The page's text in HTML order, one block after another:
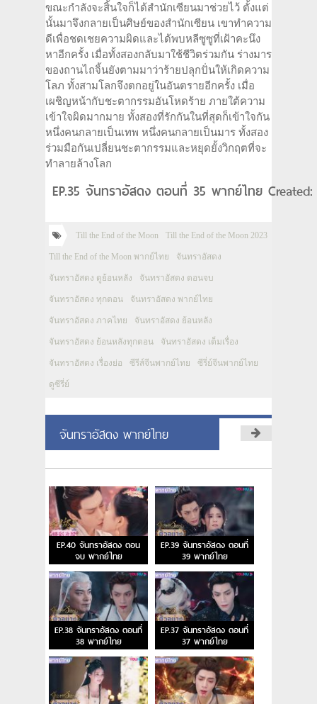
ขณะกำลังจะสิ้นใจก็ได้สำนักเซียนมาช่วยไว้ ตั้งแต่
นั้นมาจึงกลายเป็นศิษย์ของสำนักเซียน เขาทำความ
ดีเพื่อชดเชยความผิดและได้พบหลีซูซูที่เฝ้าคะนึง
หาอีกครั้ง เมื่อทั้งสองกลับมาใช้ชีวิตร่วมกัน ร่างมาร
ของถานไถจิ้นยังตามมาว่าร้ายปลุกปั่นให้เกิดความ
โลภ ทั้งสามโลกจึงตกอยู่ในอันตรายอีกครั้ง เมื่อ
เผชิญหน้ากับชะตากรรมอันโหดร้าย ภายใต้ความ
เข้าใจผิดมากมาย ทั้งสองที่รักกันในที่สุดก็เข้าใจกัน
หนึ่งคนกลายเป็นเทพ หนึ่งคนกลายเป็นมาร ทั้งสอง
ร่วมมือกันเปลี่ยนชะตากรรมและหยุดยั้งวิกฤตที่จะ
ทำลายล้างโลก
EP.35 จันทราอัสดง ตอนที่ 35 พากย์ไทย
Till the End of the Moon Till the End of the Moon 2023
Till the End of the Moon พากย์ไทย จันทราอัสดง
จันทราอัสดง ดูย้อนหลัง จันทราอัสดง ตอนจบ
จันทราอัสดง ทุกตอน จันทราอัสดง พากย์ไทย
จันทราอัสดง ภาคไทย จันทราอัสดง ย้อนหลัง
จันทราอัสดง ย้อนหลังทุกตอน จันทราอัสดง เต็มเรื่อง
จันทราอัสดง เรื่องย่อ ซีรีส์จีนพากย์ไทย ซีรี่ย์จีนพากย์ไทย
ดูซีรี่ย์
จันทราอัสดง พากย์ไทย
EP.40 จันทราอัสดง ตอน
จบ พากย์ไทย
EP.39 จันทราอัสดง ตอนที่
39 พากย์ไทย
EP.38 จันทราอัสดง ตอนที่
38 พากย์ไทย
EP.37 จันทราอัสดง ตอนที่
37 พากย์ไทย